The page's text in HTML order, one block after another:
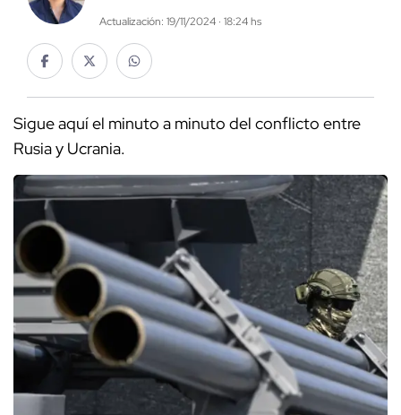
Actualización: 19/11/2024 · 18:24 hs
Sigue aquí el minuto a minuto del conflicto entre
Rusia y Ucrania.